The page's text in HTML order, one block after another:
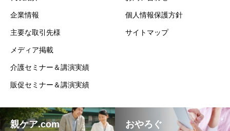
企業情報
主要な取引先様
メディア掲載
介護セミナー＆講演実績
販促セミナー＆講演実績
個人情報保護方針
サイトマップ
親ケア.com おやろぐ